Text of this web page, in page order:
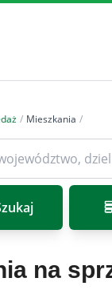
/ Mieszkania /
na